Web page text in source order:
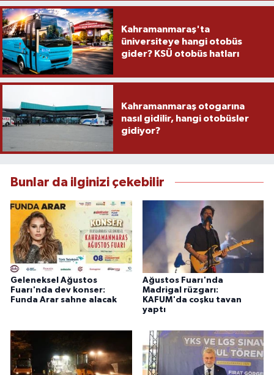
Kahramanmaraş'ta
üniversiteye hangi otobüs
gider? KSÜ otobüs hatları
Kahramanmaraş otogarına
nasıl gidilir, hangi otobüsler
gidiyor?
Bunlar da ilginizi çekebilir
Geleneksel Ağustos
Fuarı'nda dev konser:
Funda Arar sahne alacak
Ağustos Fuarı'nda
Madrigal rüzgarı:
KAFUM'da coşku tavan
yaptı